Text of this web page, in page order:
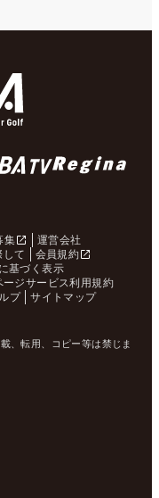
集
運営会社
して
会員規約
基づく表示
ージサービス利用規約
プ サイトマップ
、転用、コピー等は禁じま